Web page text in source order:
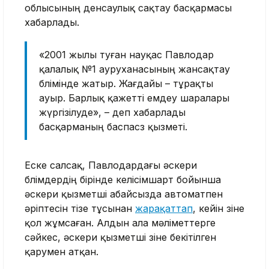
облысының денсаулық сақтау басқармасы
хабарлады.
«2001 жылы туған науқас Павлодар
қалалық №1 ауруханасының жансақтау
бөлімінде жатыр. Жағдайы – тұрақты
ауыр. Барлық қажетті емдеу шаралары
жүргізілуде», – деп хабарлады
басқарманың баспасөз қызметі.
Еске салсақ, Павлодардағы әскери
бөлімдердің бірінде келісімшарт бойынша
әскери қызметші абайсызда автоматпен
әріптесін тізе тұсынан жарақаттап, кейін өзіне
қол жұмсаған. Алдын ала мәліметтерге
сәйкес, әскери қызметші өзіне бекітілген
қарумен атқан.